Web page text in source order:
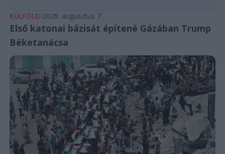
KÜLFÖLD 2026. augusztus 7.
Első katonai bázisát építené Gázában Trump
Béketanácsa